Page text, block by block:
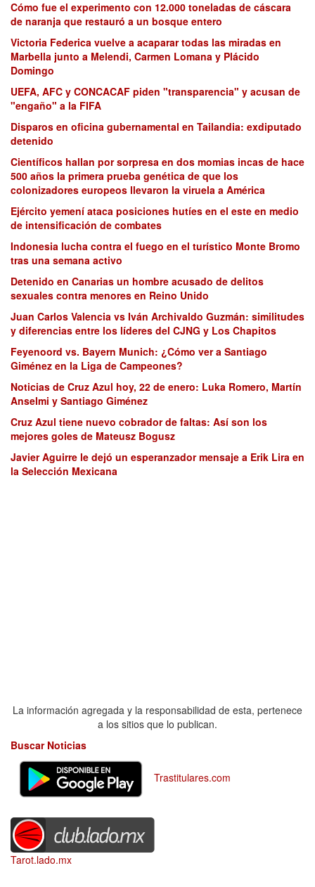
Cómo fue el experimento con 12.000 toneladas de cáscara
de naranja que restauró a un bosque entero
Victoria Federica vuelve a acaparar todas las miradas en
Marbella junto a Melendi, Carmen Lomana y Plácido
Domingo
UEFA, AFC y CONCACAF piden "transparencia" y acusan de
"engaño" a la FIFA
Disparos en oficina gubernamental en Tailandia: exdiputado
detenido
Científicos hallan por sorpresa en dos momias incas de hace
500 años la primera prueba genética de que los
colonizadores europeos llevaron la viruela a América
Ejército yemení ataca posiciones hutíes en el este en medio
de intensificación de combates
Indonesia lucha contra el fuego en el turístico Monte Bromo
tras una semana activo
Detenido en Canarias un hombre acusado de delitos
sexuales contra menores en Reino Unido
Juan Carlos Valencia vs Iván Archivaldo Guzmán: similitudes
y diferencias entre los líderes del CJNG y Los Chapitos
Feyenoord vs. Bayern Munich: ¿Cómo ver a Santiago
Giménez en la Liga de Campeones?
Noticias de Cruz Azul hoy, 22 de enero: Luka Romero, Martín
Anselmi y Santiago Giménez
Cruz Azul tiene nuevo cobrador de faltas: Así son los
mejores goles de Mateusz Bogusz
Javier Aguirre le dejó un esperanzador mensaje a Erik Lira en
la Selección Mexicana
La información agregada y la responsabilidad de esta, pertenece
a los sitios que lo publican.
Buscar Noticias
Trastitulares.com
Tarot.lado.mx